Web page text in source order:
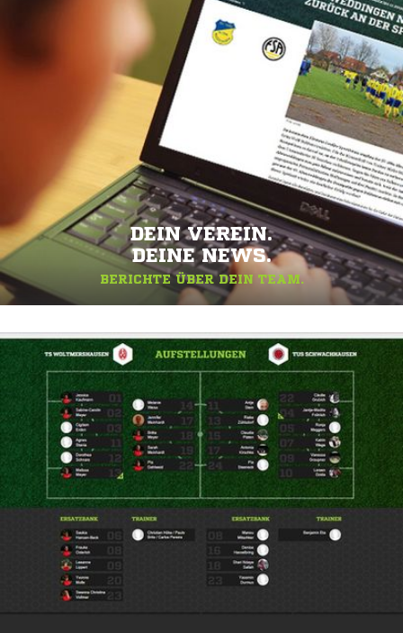
DEIN VEREIN.
DEINE NEWS.
BERICHTE ÜBER DEIN TEAM.